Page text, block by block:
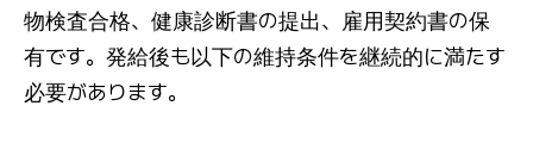
物検査合格、健康診断書の提出、雇用契約書の保
有です。発給後も以下の維持条件を継続的に満たす
必要があります。